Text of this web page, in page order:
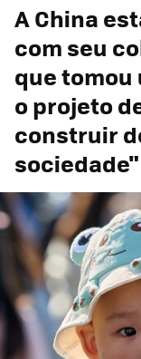
A China
com seu
que
o projeto
construir